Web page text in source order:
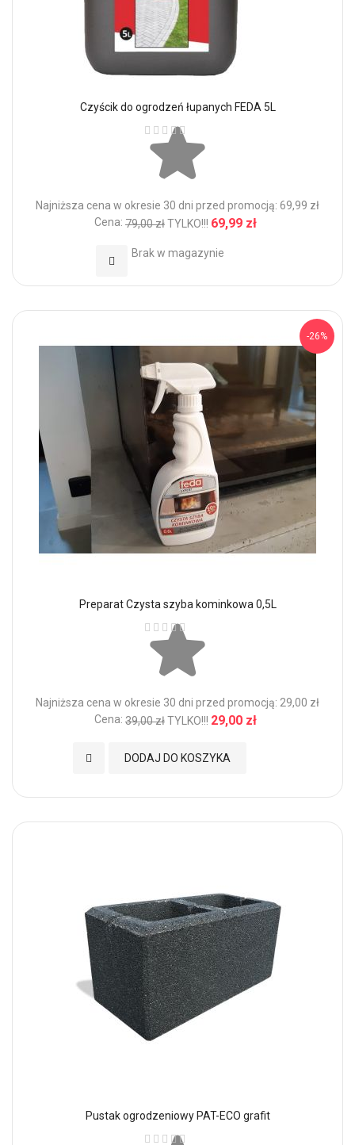
Czyścik do ogrodzeń łupanych FEDA 5L
Ocena:
Najniższa cena w okresie 30 dni przed promocją: 69,99 zł
Cena: 79,00 złTYLKO!!! 69,99 zł
Brak w magazynie
Dodaj do Ulubionych
-26%
Preparat Czysta szyba kominkowa 0,5L
Ocena:
Najniższa cena w okresie 30 dni przed promocją: 29,00 zł
Cena: 39,00 złTYLKO!!! 29,00 zł
DODAJ DO KOSZYKA
Dodaj do Ulubionych
Pustak ogrodzeniowy PAT-ECO grafit
Ocena: